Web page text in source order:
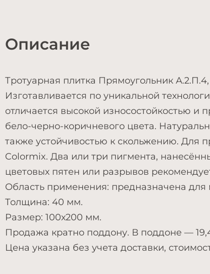
Описание
Тротуарная плитка Прямоугольник
Изготавливается по уникальной
отличается высокой износостойкостью и
бело-черно-коричневого цвета.
также устойчивостью к скольжению. Для
Colormix. Два или три пигмента,
цветовых пятен или разрывов
Область применения: предназначена
Толщина: 40 мм.
Размер: 100х200 мм.
Продажа кратно поддону. В поддоне —
Цена указана без учета доставки,